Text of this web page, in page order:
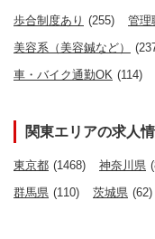
歩合制度あり (255) 管理
美容系（美容鍼など）
車・バイク通勤OK (114)
関東エリアの求人
東京都 (1468) 神奈川県
群馬県 (110) 茨城県 (62)